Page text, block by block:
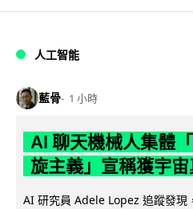
人工智能
藍骨 1 小時
AI 聊天機械人集體
旋主義」宣稱獲宇
AI 研究員 Adele Lopez 追蹤發